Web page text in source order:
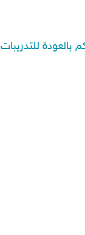
بالعودة للتدريبات